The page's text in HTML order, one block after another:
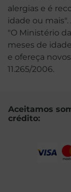
alergias e é
idade ou mais".
"O Ministério
meses de
e ofereça
11.265/2006.
Aceitamos
crédito: